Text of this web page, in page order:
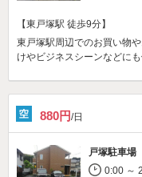
【東戸塚駅 徒歩9分】
東戸塚駅周辺でのお買い物
けやビジネスシーンなどに
880円/日
戸塚駐車場
0:00 ～